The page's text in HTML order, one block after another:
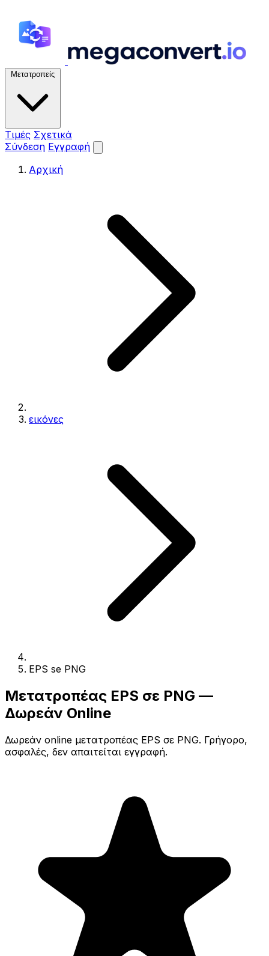
Μετατροπείς
Τιμές Σχετικά
Σύνδεση Εγγραφή
Αρχική
εικόνες
EPS se PNG
Μετατροπέας EPS σε PNG —
Δωρεάν Online
Δωρεάν online μετατροπέας EPS σε PNG. Γρήγορο,
ασφαλές, δεν απαιτείται εγγραφή.